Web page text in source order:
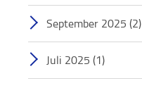
September 2025(2)
Juli 2025(1)